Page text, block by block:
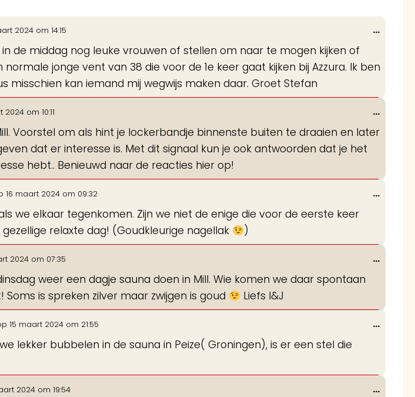
de
lijst
2024 om 14:15
in de middag nog leuke vrouwen of stellen om naar te mogen kijken of
jonge vent van 38 die voor de 1e keer gaat kijken bij Azzura. Ik ben
misschien kan iemand mij wegwijs maken daar. Groet Stefan
...Wissel
2024 om 10:11
Voorstel om als hint je lockerbandje binnenste buiten te draaien en later
dat er interesse is. Met dit signaal kun je ook antwoorden dat je het
hebt.. Benieuwd naar de reacties hier op!
...Wissel
16 maart 2024 om 09:32
we elkaar tegenkomen. Zijn we niet de enige die voor de eerste keer
relaxte dag! (Goudkleurige nagellak
)
...Wissel
2024 om 07:35
weer een dagje sauna doen in Mill. Wie komen we daar spontaan
is spreken zilver maar zwijgen is goud
Liefs I&J
...Wissel
15 maart 2024 om 21:55
lekker bubbelen in de sauna in Peize( Groningen), is er een stel die
...Wissel
2024 om 19:54 ...Wissel